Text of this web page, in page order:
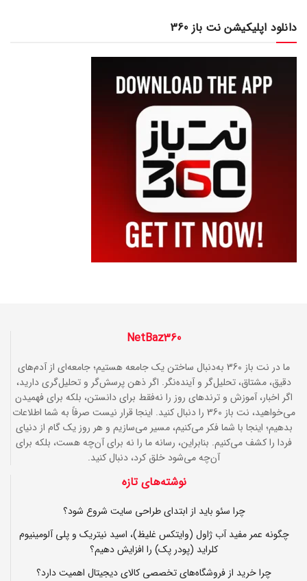
دانلود اپلیکیشن نت باز 360
NetBaz360
ما در نت باز 360 به‌دنبال ساختن یک جامعه هستیم؛ جامعه‌ای از آدم‌های
دقیق، مشتاق، تحلیل‌گر و آینده‌نگر. اگر ذهن پرسش‌گر و تحلیل‌گری دارید،
اگر اخبار، آموزش و ترندهای روز را نه‌فقط برای دانستن، بلکه برای فهمیدن
می‌خواهید، نت باز 360 را دنبال کنید. اینجا قرار نیست صرفاً به شما اطلاعات
بدهیم؛ اینجا با شما فکر می‌کنیم، مسیر می‌سازیم و هر روز یک گام از دنیای
فردا را کشف می‌کنیم. بنابراین، رسانه ما را نه برای آن‌چه هست، بلکه برای
آن‌چه می‌شود خلق کرد، دنبال کنید.
نوشته‌های تازه
چرا سئو باید از ابتدای طراحی سایت شروع شود؟
چگونه عمر مفید آب ژاول (وایتکس غلیظ)، اسید نیتریک و پلی آلومینیوم
کلراید (پودر پک) را افزایش دهیم؟
چرا خرید از فروشگاه‌های تخصصی کالای دیجیتال اهمیت دارد؟